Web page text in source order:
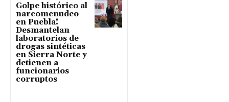
Golpe histórico al
narcomenudeo
en Puebla!
Desmantelan
laboratorios de
drogas sintéticas
en Sierra Norte y
detienen a
funcionarios
corruptos